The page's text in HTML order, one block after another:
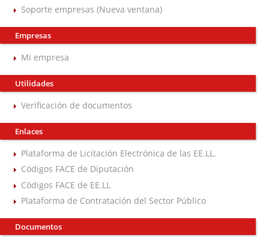
Soporte empresas (Nueva ventana)
Empresas
Mi empresa
Utilidades
Verificación de documentos
Enlaces
Plataforma de Licitación Electrónica de las EE.LL.
Códigos FACE de Diputación
Códigos FACE de EE.LL
Plataforma de Contratación del Sector Público
Documentos